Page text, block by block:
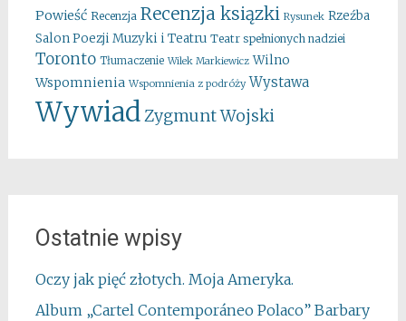
Powieść Recenzja Recenzja ksiązki Rysunek Rzeźba
Salon Poezji Muzyki i Teatru Teatr spełnionych nadziei
Toronto Tłumaczenie Wilek Markiewicz Wilno
Wspomnienia Wspomnienia z podróży Wystawa
WywiadZygmunt Wojski
Ostatnie wpisy
Oczy jak pięć złotych. Moja Ameryka.
Album „Cartel Contemporáneo Polaco” Barbary